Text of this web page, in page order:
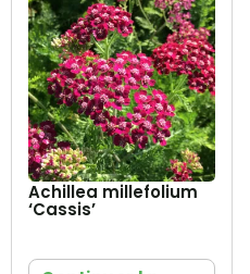
Achillea millefolium
‘Cassis’